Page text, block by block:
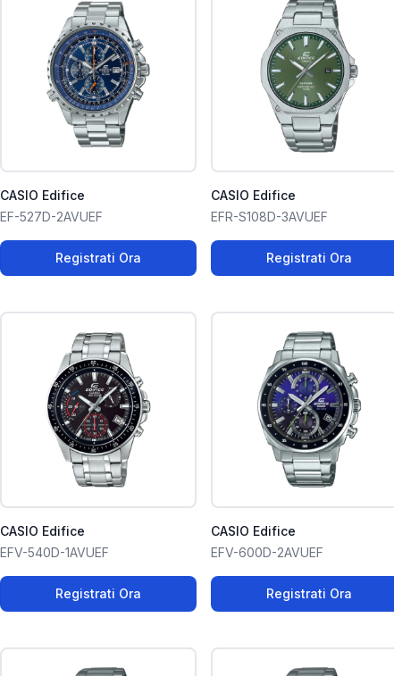
CASIO Edifice
EF-527D-2AVUEF
Registrati Ora
CASIO Edifice
EFR-S108D-3AVUEF
Registrati Ora
CASIO Edifice
EFV-540D-1AVUEF
Registrati Ora
CASIO Edifice
EFV-600D-2AVUEF
Registrati Ora